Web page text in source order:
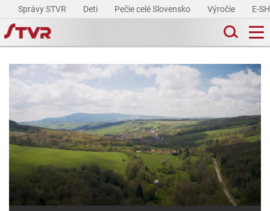
Správy STVR Deti Pečie celé Slovensko Výročie E-